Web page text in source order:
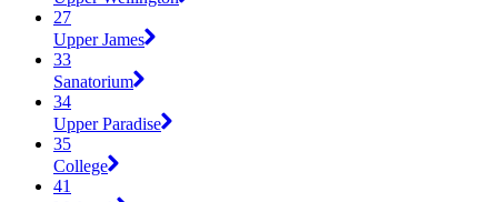
27
Upper James
33
Sanatorium
34
Upper Paradise
35
College
41